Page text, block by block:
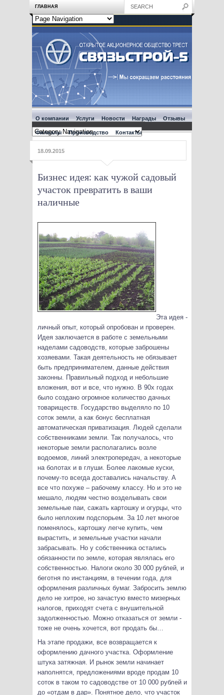
ГЛАВНАЯ
О компании Услуги Новости Награды Отзывы
Филиалы Производство Контакты
18.09.2015
Бизнес идея: как чужой садовый
участок превратить в ваши
наличные
Эта идея -
личный опыт, который опробован и проверен.
Идея заключается в работе с земельными
наделами садоводств, которые заброшены
хозяевами. Такая деятельность не обязывает
быть предпринимателем, данные действия
законны. Правильный подход и небольшие
вложения, вот и все, что нужно. В 90х годах
было создано огромное количество дачных
товариществ. Государство выделяло по 10
соток земли, а как бонус бесплатная
автоматическая приватизация. Людей сделали
собственниками земли. Так получалось, что
некоторые земли располагались возле
водоемов, линий электропередач, а некоторые
на болотах и в глуши. Более лакомые куски,
почему-то всегда доставались начальству. А
все что похуже – рабочему классу. Но и это не
мешало, людям честно возделывать свои
земельные паи, сажать картошку и огурцы, что
было неплохим подспорьем. За 10 лет многое
поменялось, картошку легче купить, чем
вырастить, и земельные участки начали
забрасывать. Но у собственника остались
обязанности по земле, которая являлась его
собственностью. Налоги около 30 000 рублей, и
беготня по инстанциям, в течении года, для
оформления различных бумаг. Забросить землю
дело не хитрое, но зачастую вместо мизерных
налогов, приходят счета с внушительной
задолженностью. Можно отказаться от земли -
тоже не очень хочется, вот продать бы…
На этапе продажи, все возвращается к
оформлению дачного участка. Оформление
штука затяжная. И рынок земли начинает
наполнятся, предложениями вроде продам 10
соток в таком то садоводстве от 10 000 рублей и
до «отдам в дар». Понятное дело, что участок